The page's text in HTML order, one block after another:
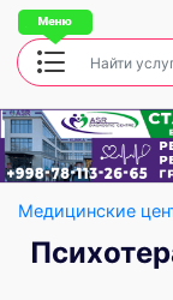
Медицинские